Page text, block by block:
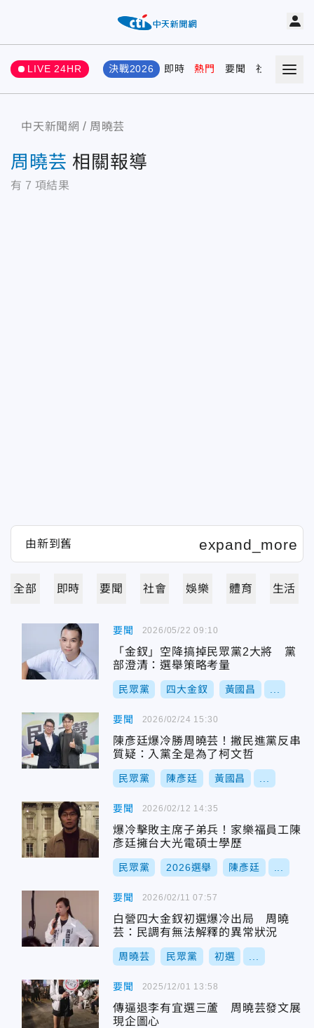
LIVE 24HR 決戰2026 即時 熱門 要聞 社會 娛樂
中天新聞網 周曉芸
周曉芸 相關報導
有 7 項結果
全部 即時 要聞 社會 娛樂 體育 生活
要聞
「金釵」空降搞掉民眾黨2大將 黨
部澄清：選舉策略考量
民眾黨 四大金釵 黃國昌
2026/05/22 09:10
要聞
陳彥廷爆冷勝周曉芸！撇民進黨反串
質疑：入黨全是為了柯文哲
民眾黨 陳彥廷 黃國昌
2026/02/24 15:30
要聞
爆冷擊敗主席子弟兵！家樂福員工陳
彥廷擁台大光電碩士學歷
民眾黨 2026選舉 陳彥廷
2026/02/12 14:35
要聞
白營四大金釵初選爆冷出局 周曉
芸：民調有無法解釋的異常狀況
周曉芸 民眾黨 初選
2026/02/11 07:57
要聞
傳逼退李有宜選三蘆 周曉芸發文展
現企圖心
2025/12/01 13:58